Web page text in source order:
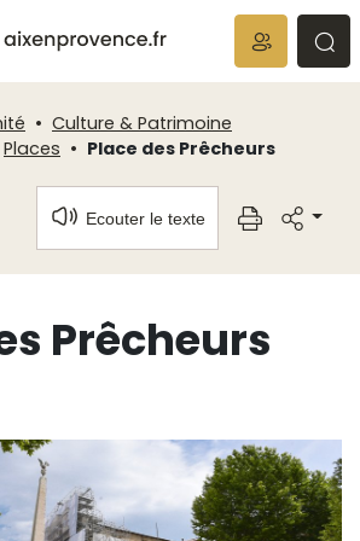
Culture & Patrimoine
Places Place des Prêcheurs
Ecouter le texte
Prêcheurs
des cookies